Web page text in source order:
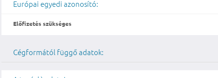
Európai egyedi azonosító:
Előfizetés szükséges
Cégformától függő adatok: